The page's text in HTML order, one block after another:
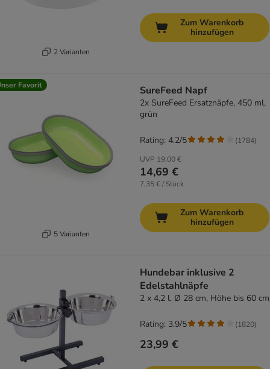
2 Varianten
Zum Warenkorb
hinzufügen
Favorit
5 Varianten
SureFeed Napf
2x SureFeed Ersatznäpfe, 450 ml,
grün
UVP 19,00 €
14,69 €
7,35 € / Stück
Rating: 4.2/5 (1784)
Zum Warenkorb
hinzufügen
Hundebar inklusive 2
Edelstahlnäpfe
2 x 4,2 l, Ø 28 cm, Höhe bis 60 cm
23,99 €
Rating: 3.9/5 (1820)